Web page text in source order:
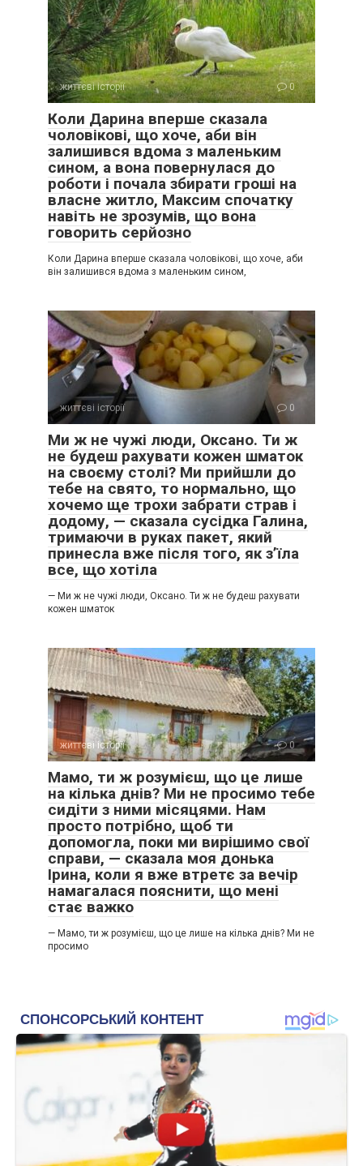
життєві історії 0
Коли Дарина вперше сказала
чоловікові, що хоче, аби він
залишився вдома з маленьким
сином, а вона повернулася до
роботи і почала збирати гроші на
власне житло, Максим спочатку
навіть не зрозумів, що вона
говорить серйозно
Коли Дарина вперше сказала чоловікові, що хоче, аби
він залишився вдома з маленьким сином,
життєві історії 0
Ми ж не чужі люди, Оксано. Ти ж
не будеш рахувати кожен шматок
на своєму столі? Ми прийшли до
тебе на свято, то нормально, що
хочемо ще трохи забрати страв і
додому, — сказала сусідка Галина,
тримаючи в руках пакет, який
принесла вже після того, як з’їла
все, що хотіла
— Ми ж не чужі люди, Оксано. Ти ж не будеш рахувати
кожен шматок
життєві історії 0
Мамо, ти ж розумієш, що це лише
на кілька днів? Ми не просимо тебе
сидіти з ними місяцями. Нам
просто потрібно, щоб ти
допомогла, поки ми вирішимо свої
справи, — сказала моя донька
Ірина, коли я вже втретє за вечір
намагалася пояснити, що мені
стає важко
— Мамо, ти ж розумієш, що це лише на кілька днів? Ми не
просимо